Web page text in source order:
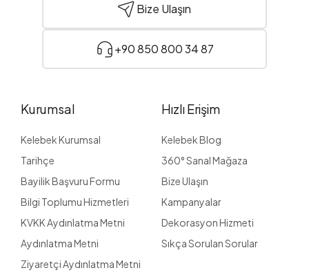
Bize Ulaşın
+90 850 800 34 87
Kurumsal
Kelebek Kurumsal
Tarihçe
Bayilik Başvuru Formu
Bilgi Toplumu Hizmetleri
KVKK Aydınlatma Metni
Aydınlatma Metni
Ziyaretçi Aydınlatma Metni
Hızlı Erişim
Kelebek Blog
360° Sanal Mağaza
Bize Ulaşın
Kampanyalar
Dekorasyon Hizmeti
Sıkça Sorulan Sorular